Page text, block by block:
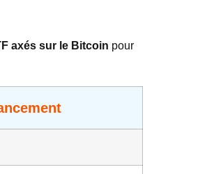
axés sur le Bitcoin pour